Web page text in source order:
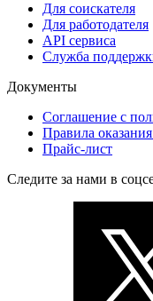
Для соискателя
Для работодателя
API сервиса
Служба
Документы
Соглашение с
Правила
Прайс-лист
Следите за нами в